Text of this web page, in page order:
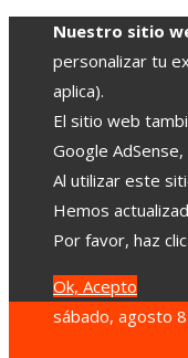
Nuestro sitio
personalizar tu
aplica).
El sitio web
Google
Al utilizar este
Hemos
Por favor, haz
Ok, Acepto
sábado, agosto 8